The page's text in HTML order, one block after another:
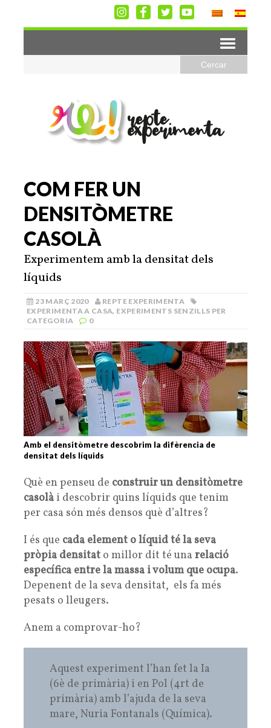
COM FER UN
DENSITÒMETRE
CASOLÀ
Experimentem amb la densitat dels
líquids
23 MARÇ 2020
REPTE EXPERIMENTA
EXPERIMENTA A CASA, EXPERIMENTS SENZILLS PER
CATEGORIA
0
Amb el densitòmetre descobrim la difèrencia de
densitat dels líquids
Què en penseu de construir un densitòmetre
casolà i descobrir quins líquids que tenim
per casa són més densos què d’altres?
I és que cada element o líquid té la seva
pròpia densitat o millor dit té una relació
específica entre la massa i volum que ocupa.
Depenent de la seva densitat, els fa més
pesats o lleugers.
Anem a comprovar-ho?
Aquest experiment l’han fet la Ia
(6è de primària) i en Pol (4rt de
primària) amb l’ajuda de la seva
mare, Nuria Fontanals (Química).